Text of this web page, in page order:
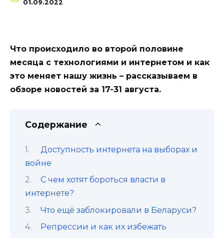
01.09.2022
Что происходило во второй половине
месяца с технологиями и интернетом и как
это меняет нашу жизнь – рассказываем в
обзоре новостей за 17-31 августа.
Содержание
Доступность интернета на выборах и
войне
С чем хотят бороться власти в
интернете?
Что ещё заблокировали в Беларуси?
Репрессии и как их избежать